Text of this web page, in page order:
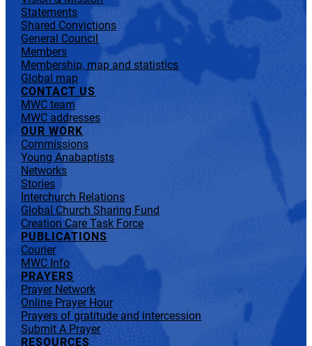
Statements
Shared Convictions
General Council
Members
Membership, map and statistics
Global map
CONTACT US
MWC team
MWC addresses
OUR WORK
Commissions
Young Anabaptists
Networks
Stories
Interchurch Relations
Global Church Sharing Fund
Creation Care Task Force
PUBLICATIONS
Courier
MWC Info
PRAYERS
Prayer Network
Online Prayer Hour
Prayers of gratitude and intercession
Submit A Prayer
RESOURCES